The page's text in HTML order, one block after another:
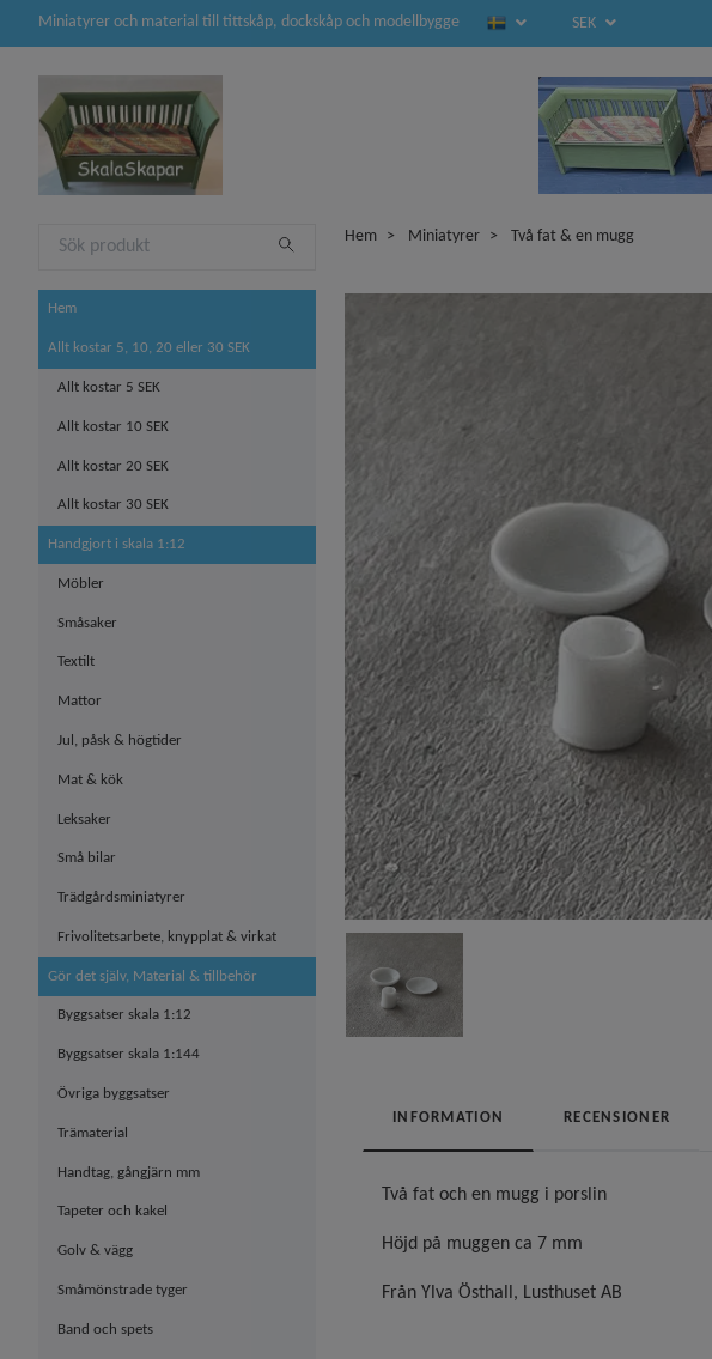
Miniatyrer och material till tittskåp, dockskåp och modellbygge SEK
Hem
Allt kostar 5, 10, 20 eller 30 SEK
Allt kostar 5 SEK
Allt kostar 10 SEK
Allt kostar 20 SEK
Allt kostar 30 SEK
Handgjort i skala 1:12
Möbler
Småsaker
Textilt
Mattor
Jul, påsk & högtider
Mat & kök
Leksaker
Små bilar
Trädgårdsminiatyrer
Frivolitetsarbete, knypplat & virkat
Gör det själv, Material & tillbehör
Byggsatser skala 1:12
Byggsatser skala 1:144
Övriga byggsatser
Trämaterial
Handtag, gångjärn mm
Tapeter och kakel
Golv & vägg
Småmönstrade tyger
Band och spets
Hem Miniatyrer Två fat & en mugg
INFORMATION RECENSIONER
Två fat och en mugg i porslin
Höjd på muggen ca 7 mm
Från Ylva Östhall, Lusthuset AB